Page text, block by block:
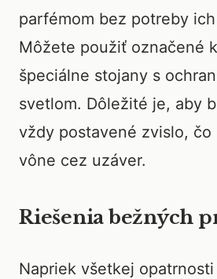
parfémom bez potreby
Môžete použiť označené
špeciálne stojany s
svetlom. Dôležité je, aby
vždy postavené zvislo, čo
vône cez uzáver.
Riešenia bežných
Napriek všetkej